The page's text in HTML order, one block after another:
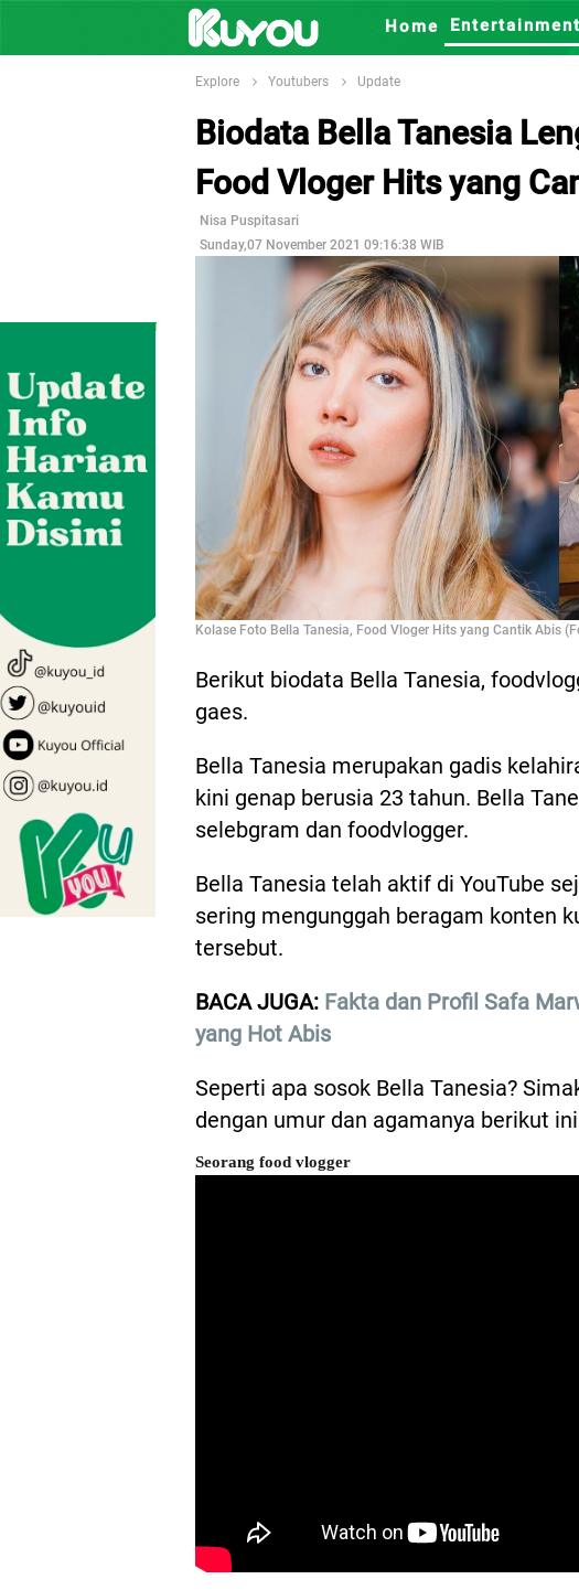
Home Entertainment
Explore Youtubers Update
Biodata Bella Tanesia
Food Vloger Hits yang
Nisa Puspitasari
Sunday,07 November 2021 09:16:38 WIB
Kolase Foto Bella Tanesia, Food Vloger Hits yang Cantik Abis
Berikut biodata Bella Tanesia,
gaes.
Bella Tanesia merupakan gadis
kini genap berusia 23 tahun. Bella
selebgram dan foodvlogger.
Bella Tanesia telah aktif di YouTube
sering mengunggah beragam konten
tersebut.
BACA JUGA: Fakta dan Profil Safa
yang Hot Abis
Seperti apa sosok Bella Tanesia?
dengan umur dan agamanya berikut
Seorang food vlogger